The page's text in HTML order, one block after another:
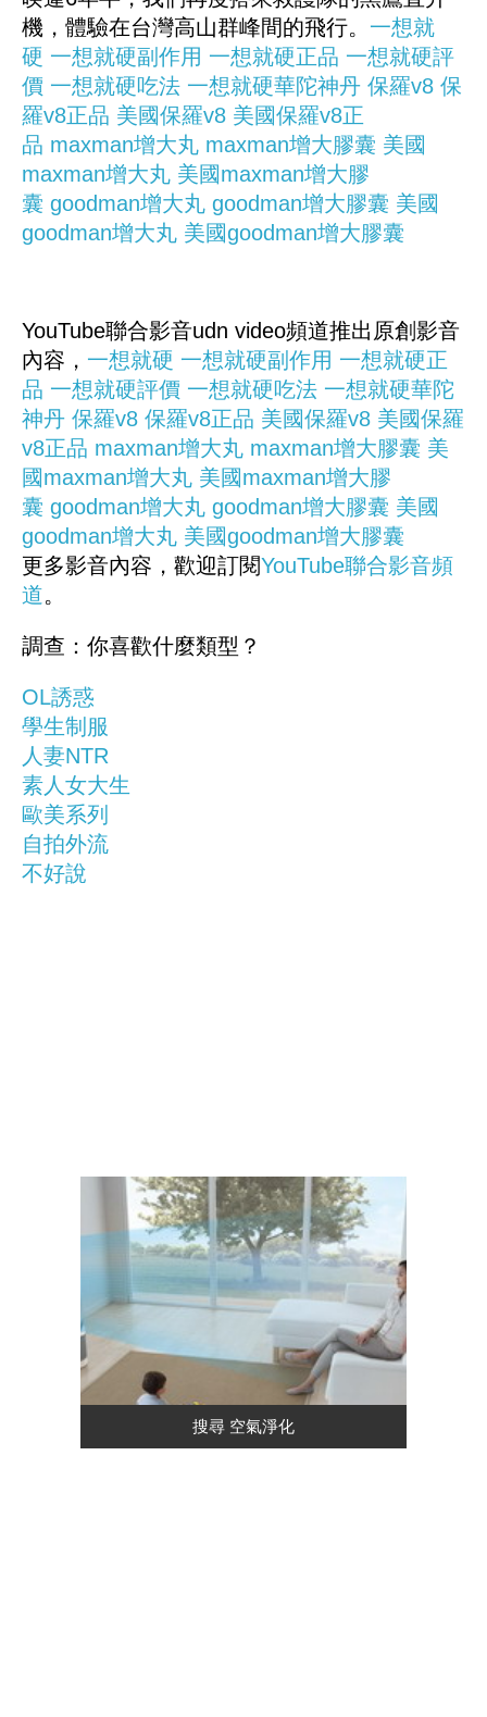
機，體驗在台灣高山群峰間的飛行。 一想就
硬 一想就硬副作用 一想就硬正品 一想就硬評
價 一想就硬吃法 一想就硬華陀神丹 保羅v8 保
羅v8正品 美國保羅v8 美國保羅v8正
品 maxman增大丸 maxman增大膠囊 美國
maxman增大丸 美國maxman增大膠
囊 goodman增大丸 goodman增大膠囊 美國
goodman增大丸 美國goodman增大膠囊
YouTube聯合影音udn video頻道推出原創影音
內容， 一想就硬 一想就硬副作用 一想就硬正
品 一想就硬評價 一想就硬吃法 一想就硬華陀
神丹 保羅v8 保羅v8正品 美國保羅v8 美國保羅
v8正品 maxman增大丸 maxman增大膠囊 美
國maxman增大丸 美國maxman增大膠
囊 goodman增大丸 goodman增大膠囊 美國
goodman增大丸 美國goodman增大膠囊
更多影音內容，歡迎訂閱YouTube聯合影音頻
道。
調查：你喜歡什麼類型？
OL誘惑
學生制服
人妻NTR
素人女大生
歐美系列
自拍外流
不好說